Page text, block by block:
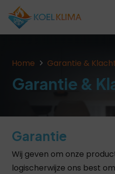
Home Garantie &
Garantie &
Garantie
Wij geven om onze
logischerwijze ons best